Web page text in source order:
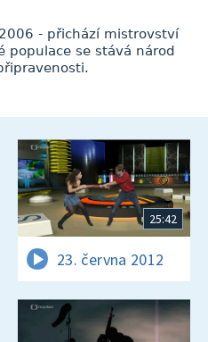
- přichází mistrovství
populace se stává národ
25:42
23. června 2012